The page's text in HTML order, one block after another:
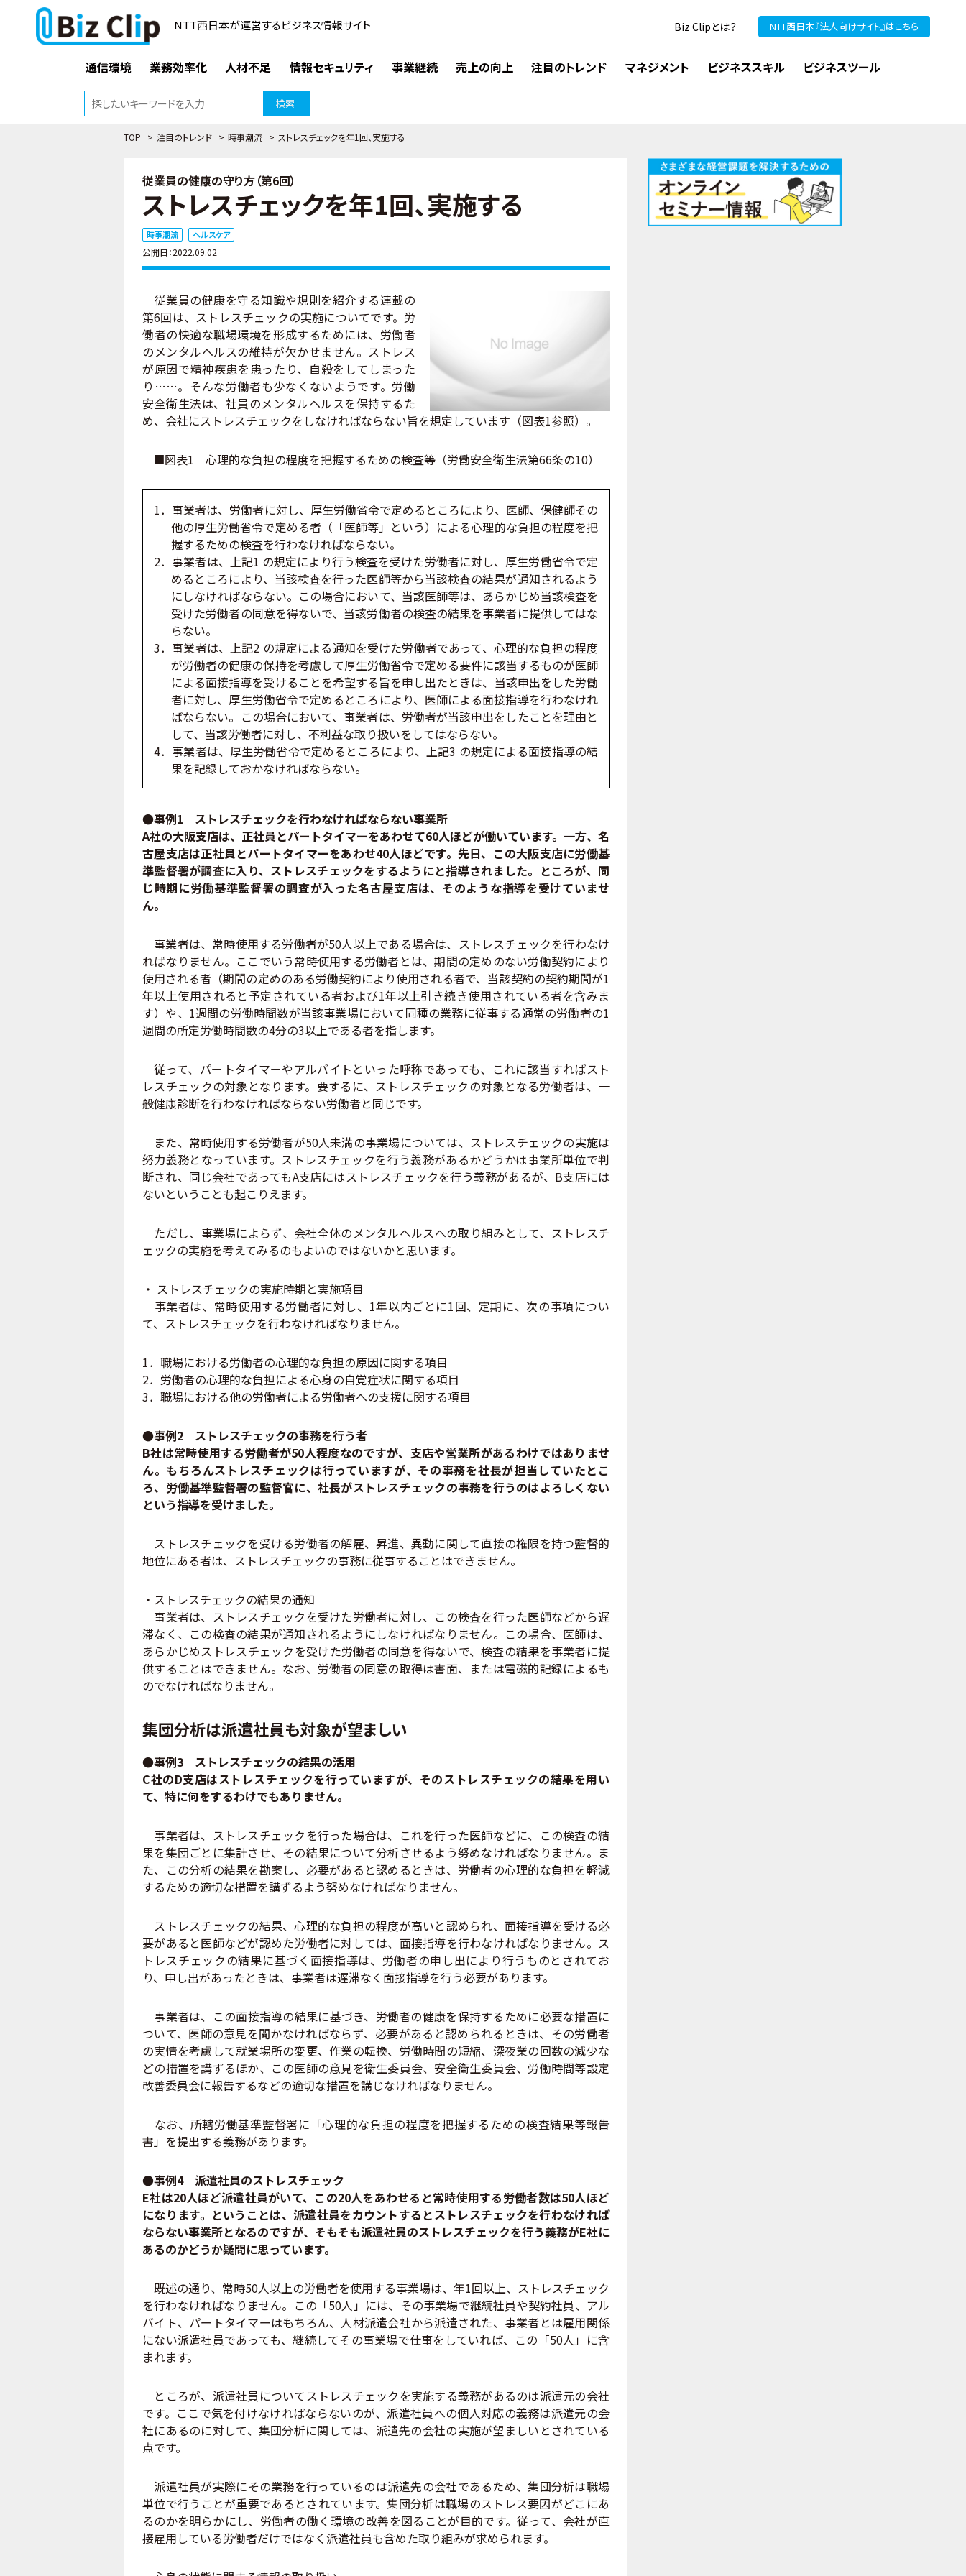
NTT西日本が運営するビジネス情報サイト Biz Clipとは？ NTT西日本『法人向けサイト』はこちら
通信環境 業務効率化 人材不足 情報セキュリティ 事業継続 売上の向上 注目のトレンド マネジメント ビジネススキル ビジネスツール
検索
TOP > 注目のトレンド > 時事潮流 > ストレスチェックを年1回、実施する
従業員の健康の守り方（第6回）
ストレスチェックを年1回、実施する
時事潮流 ヘルスケア
公開日：2022.09.02
従業員の健康を守る知識や規則を紹介する連載の
第6回は、ストレスチェックの実施についてです。労
働者の快適な職場環境を形成するためには、労働者
のメンタルヘルスの維持が欠かせません。ストレス
が原因で精神疾患を患ったり、自殺をしてしまった
り……。そんな労働者も少なくないようです。労働
安全衛生法は、社員のメンタルヘルスを保持するた
め、会社にストレスチェックをしなければならない旨を規定しています（図表1参照）。
■図表1 心理的な負担の程度を把握するための検査等（労働安全衛生法第66条の10）
1．事業者は、労働者に対し、厚生労働省令で定めるところにより、医師、保健師その
他の厚生労働省令で定める者（「医師等」という）による心理的な負担の程度を把
握するための検査を行わなければならない。
2．事業者は、上記1 の規定により行う検査を受けた労働者に対し、厚生労働省令で定
めるところにより、当該検査を行った医師等から当該検査の結果が通知されるよう
にしなければならない。この場合において、当該医師等は、あらかじめ当該検査を
受けた労働者の同意を得ないで、当該労働者の検査の結果を事業者に提供してはな
らない。
3．事業者は、上記2 の規定による通知を受けた労働者であって、心理的な負担の程度
が労働者の健康の保持を考慮して厚生労働省令で定める要件に該当するものが医師
による面接指導を受けることを希望する旨を申し出たときは、当該申出をした労働
者に対し、厚生労働省令で定めるところにより、医師による面接指導を行わなけれ
ばならない。この場合において、事業者は、労働者が当該申出をしたことを理由と
して、当該労働者に対し、不利益な取り扱いをしてはならない。
4．事業者は、厚生労働省令で定めるところにより、上記3 の規定による面接指導の結
果を記録しておかなければならない。
●事例1 ストレスチェックを行わなければならない事業所
A社の大阪支店は、正社員とパートタイマーをあわせて60人ほどが働いています。一方、名
古屋支店は正社員とパートタイマーをあわせ40人ほどです。先日、この大阪支店に労働基
準監督署が調査に入り、ストレスチェックをするようにと指導されました。ところが、同
じ時期に労働基準監督署の調査が入った名古屋支店は、そのような指導を受けていませ
ん。
事業者は、常時使用する労働者が50人以上である場合は、ストレスチェックを行わなけ
ればなりません。ここでいう常時使用する労働者とは、期間の定めのない労働契約により
使用される者（期間の定めのある労働契約により使用される者で、当該契約の契約期間が1
年以上使用されると予定されている者および1年以上引き続き使用されている者を含みま
す）や、1週間の労働時間数が当該事業場において同種の業務に従事する通常の労働者の1
週間の所定労働時間数の4分の3以上である者を指します。
従って、パートタイマーやアルバイトといった呼称であっても、これに該当すればスト
レスチェックの対象となります。要するに、ストレスチェックの対象となる労働者は、一
般健康診断を行わなければならない労働者と同じです。
また、常時使用する労働者が50人未満の事業場については、ストレスチェックの実施は
努力義務となっています。ストレスチェックを行う義務があるかどうかは事業所単位で判
断され、同じ会社であってもA支店にはストレスチェックを行う義務があるが、B支店には
ないということも起こりえます。
ただし、事業場によらず、会社全体のメンタルヘルスへの取り組みとして、ストレスチ
ェックの実施を考えてみるのもよいのではないかと思います。
・ ストレスチェックの実施時期と実施項目
事業者は、常時使用する労働者に対し、1年以内ごとに1回、定期に、次の事項につい
て、ストレスチェックを行わなければなりません。
1．職場における労働者の心理的な負担の原因に関する項目
2．労働者の心理的な負担による心身の自覚症状に関する項目
3．職場における他の労働者による労働者への支援に関する項目
●事例2 ストレスチェックの事務を行う者
B社は常時使用する労働者が50人程度なのですが、支店や営業所があるわけではありませ
ん。もちろんストレスチェックは行っていますが、その事務を社長が担当していたとこ
ろ、労働基準監督署の監督官に、社長がストレスチェックの事務を行うのはよろしくない
という指導を受けました。
ストレスチェックを受ける労働者の解雇、昇進、異動に関して直接の権限を持つ監督的
地位にある者は、ストレスチェックの事務に従事することはできません。
・ストレスチェックの結果の通知
事業者は、ストレスチェックを受けた労働者に対し、この検査を行った医師などから遅
滞なく、この検査の結果が通知されるようにしなければなりません。この場合、医師は、
あらかじめストレスチェックを受けた労働者の同意を得ないで、検査の結果を事業者に提
供することはできません。なお、労働者の同意の取得は書面、または電磁的記録によるも
のでなければなりません。
集団分析は派遣社員も対象が望ましい
●事例3 ストレスチェックの結果の活用
C社のD支店はストレスチェックを行っていますが、そのストレスチェックの結果を用い
て、特に何をするわけでもありません。
事業者は、ストレスチェックを行った場合は、これを行った医師などに、この検査の結
果を集団ごとに集計させ、その結果について分析させるよう努めなければなりません。ま
た、この分析の結果を勘案し、必要があると認めるときは、労働者の心理的な負担を軽減
するための適切な措置を講ずるよう努めなければなりません。
ストレスチェックの結果、心理的な負担の程度が高いと認められ、面接指導を受ける必
要があると医師などが認めた労働者に対しては、面接指導を行わなければなりません。ス
トレスチェックの結果に基づく面接指導は、労働者の申し出により行うものとされてお
り、申し出があったときは、事業者は遅滞なく面接指導を行う必要があります。
事業者は、この面接指導の結果に基づき、労働者の健康を保持するために必要な措置に
ついて、医師の意見を聞かなければならず、必要があると認められるときは、その労働者
の実情を考慮して就業場所の変更、作業の転換、労働時間の短縮、深夜業の回数の減少な
どの措置を講ずるほか、この医師の意見を衛生委員会、安全衛生委員会、労働時間等設定
改善委員会に報告するなどの適切な措置を講じなければなりません。
なお、所轄労働基準監督署に「心理的な負担の程度を把握するための検査結果等報告
書」を提出する義務があります。
●事例4 派遣社員のストレスチェック
E社は20人ほど派遣社員がいて、この20人をあわせると常時使用する労働者数は50人ほど
になります。ということは、派遣社員をカウントするとストレスチェックを行わなければ
ならない事業所となるのですが、そもそも派遣社員のストレスチェックを行う義務がE社に
あるのかどうか疑問に思っています。
既述の通り、常時50人以上の労働者を使用する事業場は、年1回以上、ストレスチェック
を行わなければなりません。この「50人」には、その事業場で継続社員や契約社員、アル
バイト、パートタイマーはもちろん、人材派遣会社から派遣された、事業者とは雇用関係
にない派遣社員であっても、継続してその事業場で仕事をしていれば、この「50人」に含
まれます。
ところが、派遣社員についてストレスチェックを実施する義務があるのは派遣元の会社
です。ここで気を付けなければならないのが、派遣社員への個人対応の義務は派遣元の会
社にあるのに対して、集団分析に関しては、派遣先の会社の実施が望ましいとされている
点です。
派遣社員が実際にその業務を行っているのは派遣先の会社であるため、集団分析は職場
単位で行うことが重要であるとされています。集団分析は職場のストレス要因がどこにあ
るのかを明らかにし、労働者の働く環境の改善を図ることが目的です。従って、会社が直
接雇用している労働者だけではなく派遣社員も含めた取り組みが求められます。